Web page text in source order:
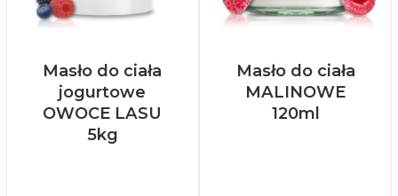
Masło do ciała
jogurtowe
OWOCE LASU
5kg
Masło do ciała
MALINOWE
120ml